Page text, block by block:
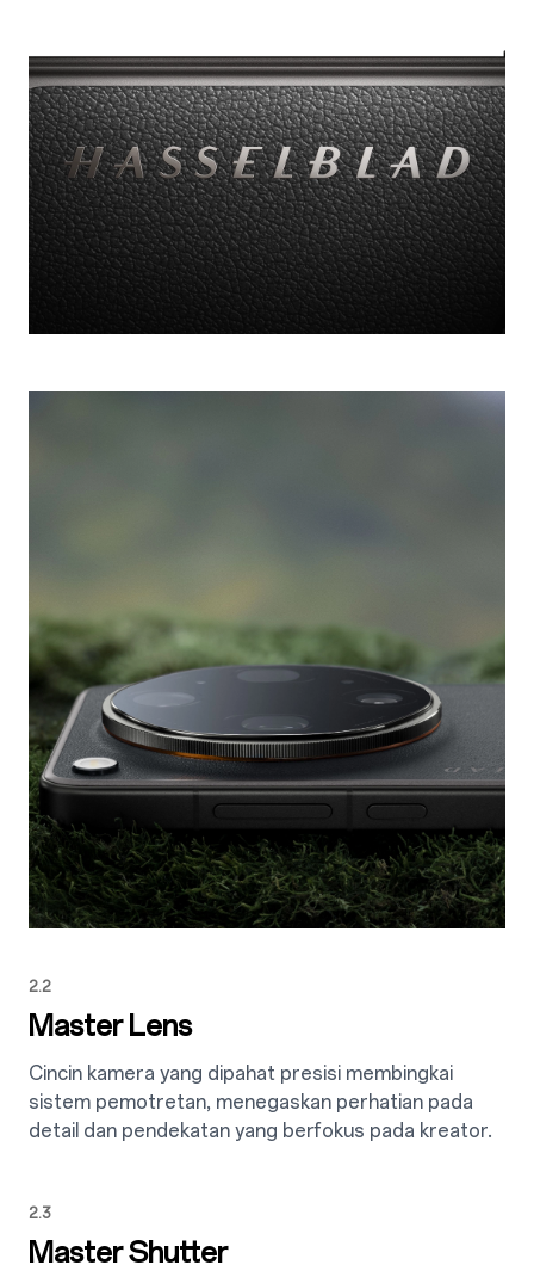
2.2
Master Lens
Cincin kamera yang dipahat presisi membingkai
sistem pemotretan, menegaskan perhatian pada
detail dan pendekatan yang berfokus pada kreator.
2.3
Master Shutter